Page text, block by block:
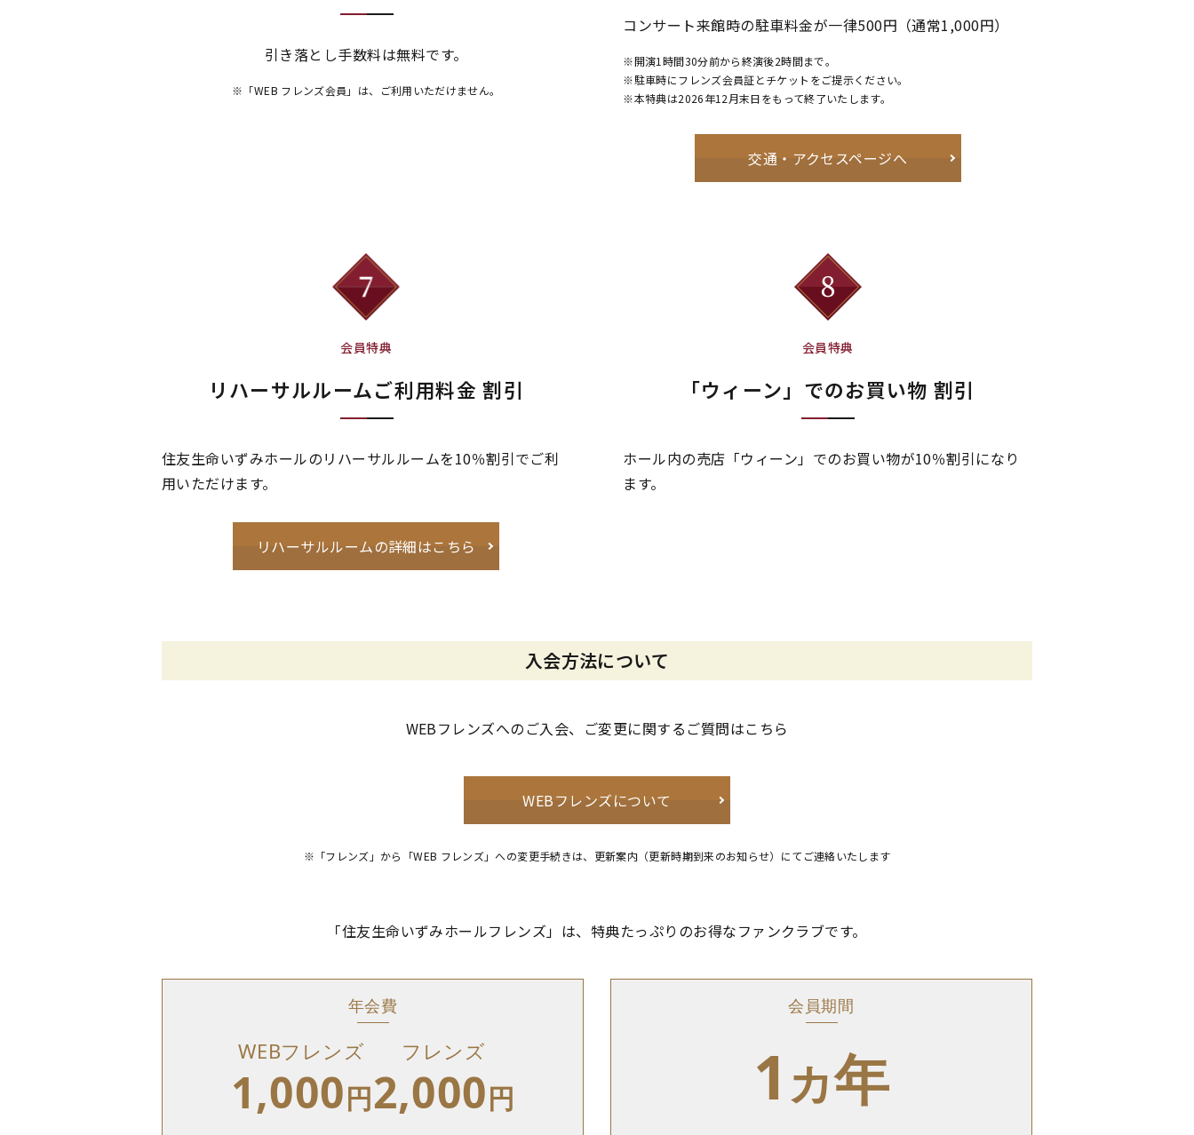
引き落とし手数料は無料です。
※「WEB フレンズ会員」は、ご利用いただけません。
コンサート来館時の駐車料金が一律500円（通常1,000円）
※開演1時間30分前から終演後2時間まで。
※駐車時にフレンズ会員証とチケットをご提示ください。
※本特典は2026年12月末日をもって終了いたします。
交通・アクセスページへ
会員特典
リハーサルルームご利用料金 割引
住友生命いずみホールのリハーサルルームを10％割引でご利
用いただけます。
リハーサルルームの詳細はこちら
会員特典
「ウィーン」でのお買い物 割引
ホール内の売店「ウィーン」でのお買い物が10％割引になり
ます。
入会方法について
WEBフレンズへのご入会、 ご変更に関するご質問はこちら
WEBフレンズについて
※「フレンズ」から「WEB フレンズ」への変更手続きは、更新案内（更新時期到来のお知らせ）にてご連絡いたします
「住友生命いずみホールフレンズ」は、特典たっぷりのお得なファンクラブです。
年会費
WEBフレンズ
1,000円
フレンズ
2,000円
会員期間
1 カ年